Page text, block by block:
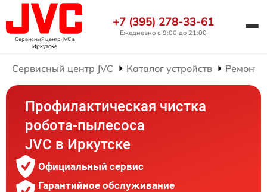
Сервисный центр JVCв
Иркутске
+7 (395) 278-33-61
Ежедневно с 9:00 до 21:00
Сервисный центр JVC Каталог устройств Ремонт
Профилактическая чистка
робота-пылесоса
JVC в Иркутске
Официальный сервис
Гарантийное обслуживание